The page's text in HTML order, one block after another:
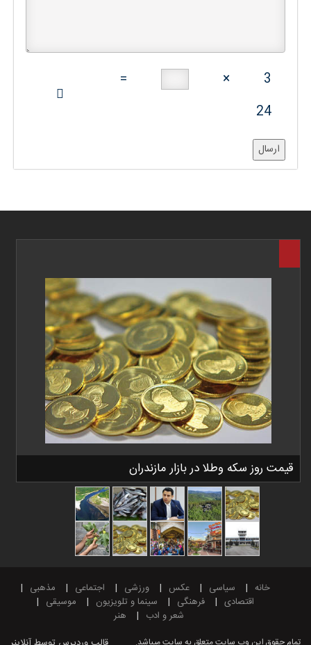
3
×
=
24
ارسال
قیمت روز سکه وطلا در بازار مازندران
خانه سیاسی عکس ورزشی اجتماعی
مذهبی
اقتصادی
فرهنگی سینما و تلویزیون
موسیقی
شعر و ادب
هنر